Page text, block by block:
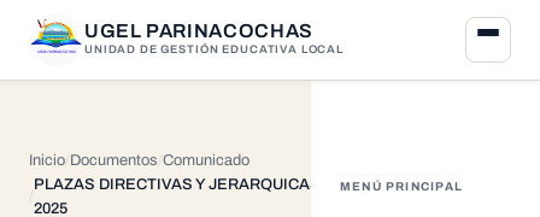
UGEL PARINACOCHAS
UNIDAD DE GESTIÓN EDUCATIVA LOCAL
MENÚ PRINCIPAL
Inicio Documentos Comunicado
PLAZAS DIRECTIVAS Y JERARQUICAS PARA ENCARGATURA
2025